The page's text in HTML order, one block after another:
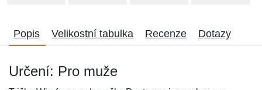
Popis Velikostní tabulka Recenze Dotazy
Určení: Pro muže